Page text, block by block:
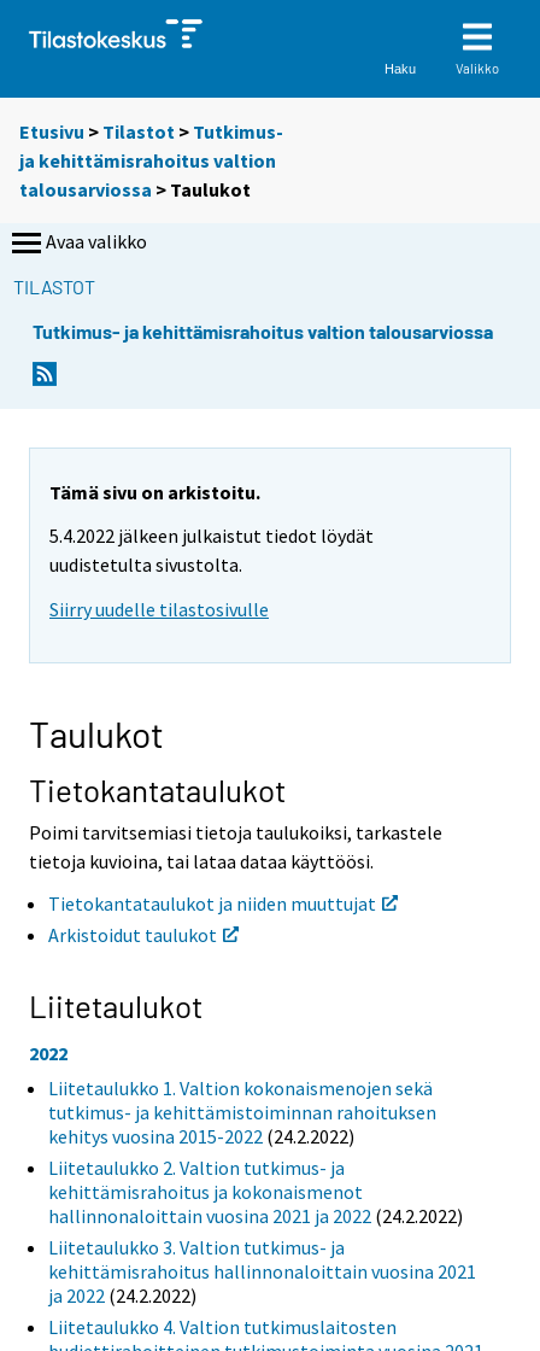
Haku Valikko
Etusivu > Tilastot > Tutkimus-
ja kehittämisrahoitus valtion
talousarviossa > Taulukot
Avaa valikko
TILASTOT
Tutkimus- ja kehittämisrahoitus valtion talousarviossa
Tämä sivu on arkistoitu.
5.4.2022 jälkeen julkaistut tiedot löydät
uudistetulta sivustolta.
Siirry uudelle tilastosivulle
Taulukot
Tietokantataulukot
Poimi tarvitsemiasi tietoja taulukoiksi, tarkastele
tietoja kuvioina, tai lataa dataa käyttöösi.
Tietokantataulukot ja niiden muuttujat
Arkistoidut taulukot
Liitetaulukot
2022
Liitetaulukko 1. Valtion kokonaismenojen sekä
tutkimus- ja kehittämistoiminnan rahoituksen
kehitys vuosina 2015-2022 (24.2.2022)
Liitetaulukko 2. Valtion tutkimus- ja
kehittämisrahoitus ja kokonaismenot
hallinnonaloittain vuosina 2021 ja 2022 (24.2.2022)
Liitetaulukko 3. Valtion tutkimus- ja
kehittämisrahoitus hallinnonaloittain vuosina 2021
ja 2022 (24.2.2022)
Liitetaulukko 4. Valtion tutkimuslaitosten